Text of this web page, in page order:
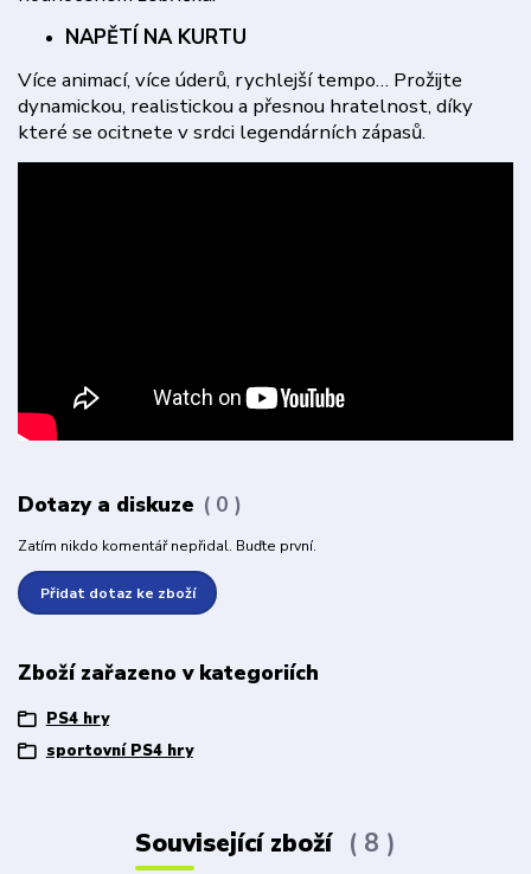
NAPĚTÍ NA KURTU
Více animací, více úderů, rychlejší tempo… Prožijte
dynamickou, realistickou a přesnou hratelnost, díky
které se ocitnete v srdci legendárních zápasů.
Dotazy a diskuze 0
Zatím nikdo komentář nepřidal. Buďte první.
Přidat dotaz ke zboží
Zboží zařazeno v kategoriích
PS4 hry
sportovní PS4 hry
Související zboží 8